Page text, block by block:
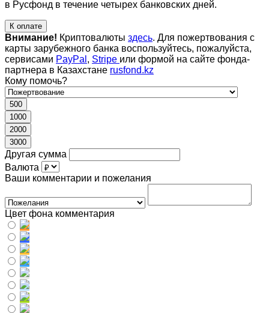
в Русфонд в течение четырех банковских дней.
К оплате
Внимание! Криптовалюты здесь. Для пожертвования с
карты зарубежного банка воспользуйтесь, пожалуйста,
сервисами PayPal , Stripe или формой на сайте фонда-
партнера в Казахстане rusfond.kz
Кому помочь?
500
1000
2000
3000
Другая сумма
Валюта
Ваши комментарии и пожелания
Цвет фона комментария